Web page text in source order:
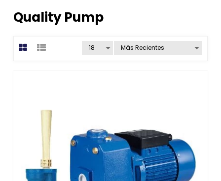
Quality Pump